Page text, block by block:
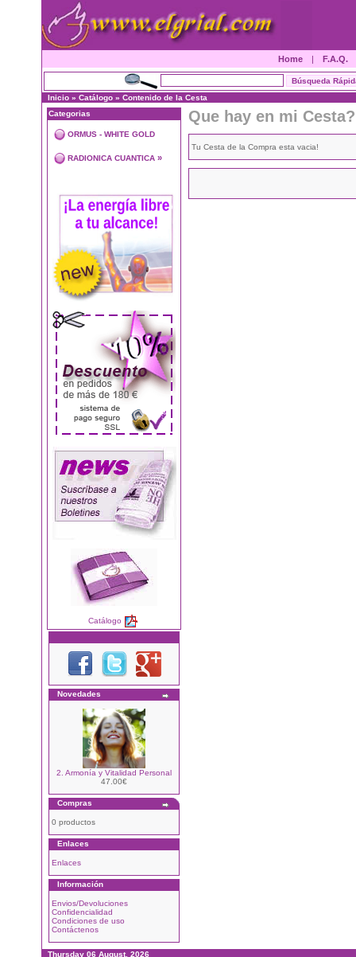
Home | F.A.Q.
Inicio » Catálogo » Contenido de la Cesta
Categorias
ORMUS - WHITE GOLD
RADIONICA CUANTICA »
Catálogo
Novedades
2. Armonía y Vitalidad Personal
47.00€
Compras
0 productos
Enlaces
Enlaces
Información
Envios/Devoluciones
Confidencialidad
Condiciones de uso
Contáctenos
Que hay en mi Cesta?
Tu Cesta de la Compra esta vacia!
Thursday 06 August, 2026